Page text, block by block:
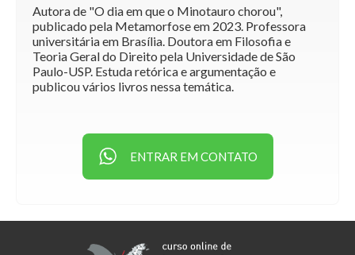
Autora de "O dia em que o Minotauro chorou",
publicado pela Metamorfose em 2023. Professora
universitária em Brasília. Doutora em Filosofia e
Teoria Geral do Direito pela Universidade de São
Paulo-USP. Estuda retórica e argumentação e
publicou vários livros nessa temática.
ENTRAR EM CONTATO